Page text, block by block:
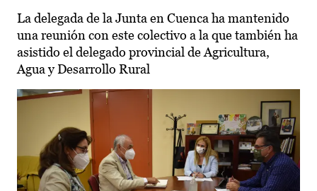
La delegada de la Junta en Cuenca ha mantenido
una reunión con este colectivo a la que también ha
asistido el delegado provincial de Agricultura,
Agua y Desarrollo Rural